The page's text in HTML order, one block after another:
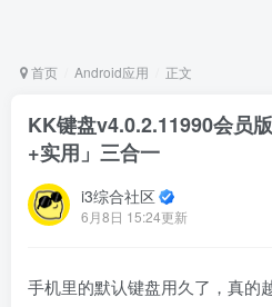
首页 Android应用 正文
KK键盘v4.0.2.11990会员
+实用」三合一
i3综合社区
6月8日 15:24更新
手机里的默认键盘用久了，真的